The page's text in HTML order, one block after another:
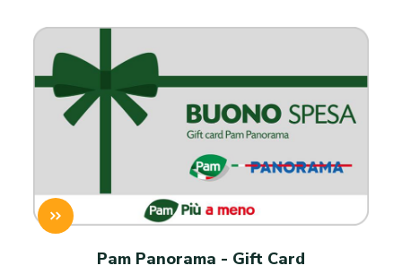
Pam Panorama - Gift Card